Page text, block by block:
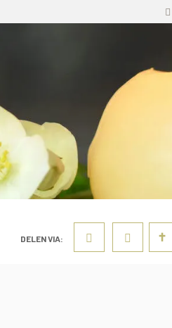
DELEN VIA: ✝